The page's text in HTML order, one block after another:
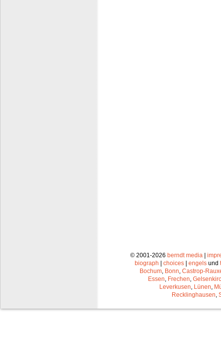
© 2001-2026 berndt media |
biograph | choices | engels und
Bochum Bonn Castrop-
Essen Frechen
Leverkusen Lünen
Recklinghausen